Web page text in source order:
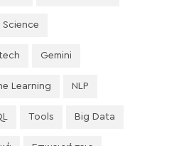
Science
Gemini
Learning NLP
Tools Big Data